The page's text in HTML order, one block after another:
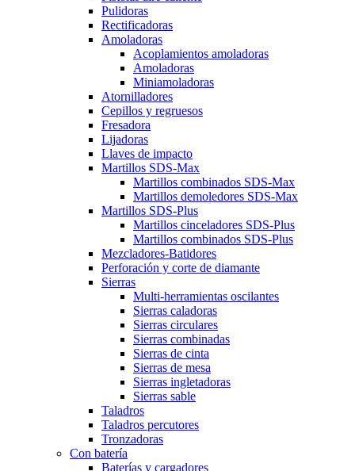
Pulidoras
Rectificadoras
Amoladoras
Acoplamientos amoladoras
Amoladoras
Miniamoladoras
Atornilladores
Cepillos y regruesos
Fresadora
Lijadoras
Llaves de impacto
Martillos SDS-Max
Martillos combinados SDS-Max
Martillos demoledores SDS-Max
Martillos SDS-Plus
Martillos cinceladores SDS-Plus
Martillos combinados SDS-Plus
Mezcladores-Batidores
Perforación y corte de diamante
Sierras
Multi-herramientas oscilantes
Sierras caladoras
Sierras circulares
Sierras combinadas
Sierras de cinta
Sierras de mesa
Sierras ingletadoras
Sierras sable
Taladros
Taladros percutores
Tronzadoras
Con batería
Baterías y cargadores